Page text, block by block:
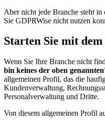
Aber nicht jede Branche steht in
Sie GDPRWise nicht nutzen
Starten Sie mit
Wenn Sie Ihre Branche nicht
bin keines der oben
allgemeinen Profil, das die
Kundenverwaltung,
Personalverwaltung und Dritte.
Von diesem allgemeinen Profil